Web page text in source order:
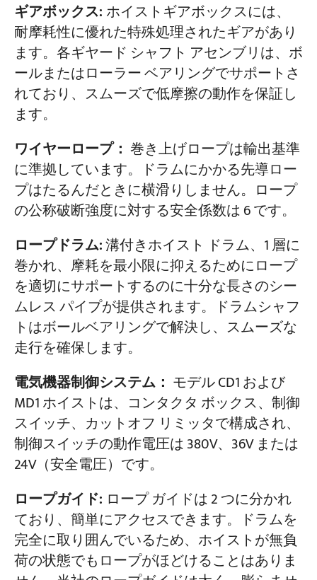
ギアボックス: ホイストギアボックスには、
耐摩耗性に優れた特殊処理されたギアがあり
ます。各ギヤード シャフト アセンブリは、ボ
ールまたはローラー ベアリングでサポートさ
れており、スムーズで低摩擦の動作を保証し
ます。
ワイヤーロープ： 巻き上げロープは輸出基準
に準拠しています。ドラムにかかる先導ロー
プはたるんだときに横滑りしません。ロープ
の公称破断強度に対する安全係数は 6 です。
ロープドラム:溝付きホイスト ドラム、1 層に
巻かれ、摩耗を最小限に抑えるためにロープ
を適切にサポートするのに十分な長さのシー
ムレス パイプが提供されます。ドラムシャフ
トはボールベアリングで解決し、スムーズな
走行を確保します。
電気機器制御システム： モデル CD1 および
MD1 ホイストは、コンタクタ ボックス、制御
スイッチ、カットオフ リミッタで構成され、
制御スイッチの動作電圧は 380V、36V または
24V（安全電圧）です。
ロープガイド: ロープ ガイドは 2 つに分かれ
ており、簡単にアクセスできます。ドラムを
完全に取り囲んでいるため、ホイストが無負
荷の状態でもロープがほどけることはありま